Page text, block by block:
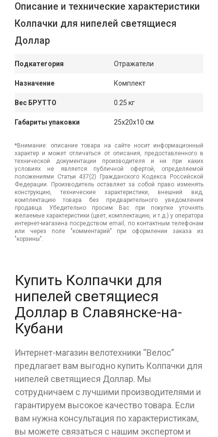
Описание и технические характеристики
Колпачки для нипелей светящиеся
Доллар
Подкатегория Отражатели
Назначение Комплект
Вес БРУТТО 0.25 кг
Габариты упаковки 25x20x10 см
*Внимание: описание товара на сайте носит информационный
характер и может отличаться от описания, предоставленного в
технической документации производителя и ни при каких
условиях не является публичной офертой, определяемой
положениями Статьи 437(2) Гражданского Кодекса Российской
Федерации. Производитель оставляет за собой право изменять
конструкцию, технические характеристики, внешний вид,
комплектацию товара без предварительного уведомления
продавца. Убедительно просим Вас при покупке уточнять
желаемые характеристики (цвет, комплектацию, и т.д.) у оператора
интернет-магазина посредством email, по контактным телефонам
или через поле "комментарий" при оформлении заказа из
"корзины".
Купить Колпачки для
нипелей светящиеся
Доллар в Славянске-на-
Кубани
Интернет-магазин велотехники “Велос”
предлагает вам выгодно купить Колпачки для
нипелей светящиеся Доллар. Мы
сотрудничаем с лучшими производителями и
гарантируем высокое качество товара. Если
вам нужна консультация по характеристикам,
вы можете связаться с нашим экспертом и